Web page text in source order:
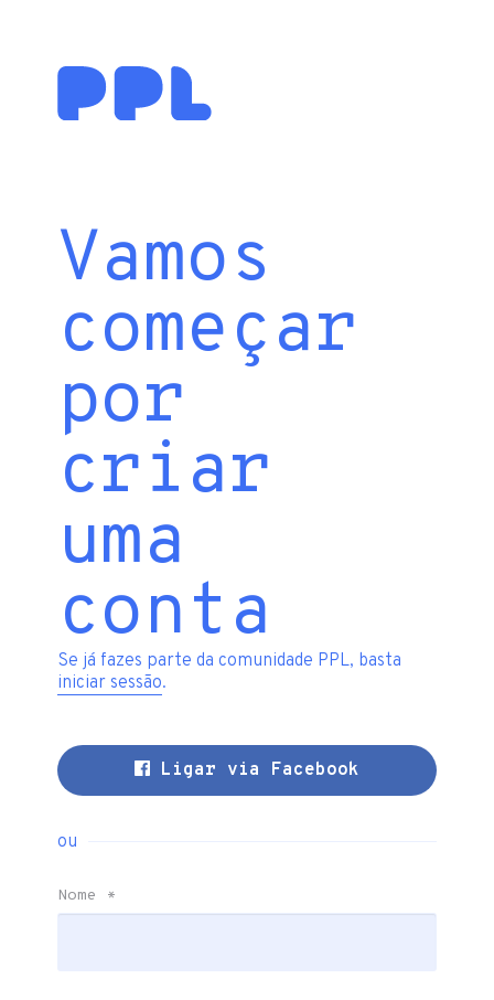
Vamos
começar
por
criar
uma
conta
Se já fazes parte da comunidade PPL, basta
iniciar sessão.
Ligar via Facebook
ou
Nome *